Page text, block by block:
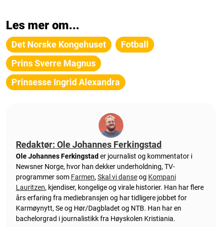
Les mer om...
Det Norske Kongehuset
Fotball
Prins Sverre Magnus
Prinsesse Ingrid Alexandra
Redaktør: Ole Johannes Ferkingstad
Ole Johannes Ferkingstad er journalist og kommentator i
Newsner Norge, hvor han dekker underholdning, TV-
programmer som Farmen, Skal vi danseog Kompani
Lauritzen, kjendiser, kongelige og virale historier. Han har flere
års erfaring fra mediebransjen og har tidligere jobbet for
Karmøynytt, Se og Hør/Dagbladet og NTB. Han har en
bachelorgrad i journalistikk fra Høyskolen Kristiania.